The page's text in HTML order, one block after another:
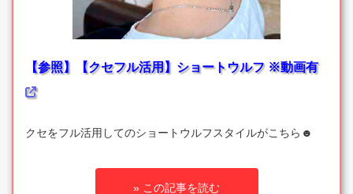
【参照】【クセフル活用】ショートウルフ ※動画有
クセをフル活用してのショートウルフスタイルがこちら☻
» この記事を読む